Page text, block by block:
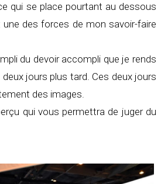
qui se place pourtant au dessous
des forces de mon savoir-faire
du devoir accompli que je rends
jours plus tard. Ces deux jours
des images.
qui vous permettra de juger du